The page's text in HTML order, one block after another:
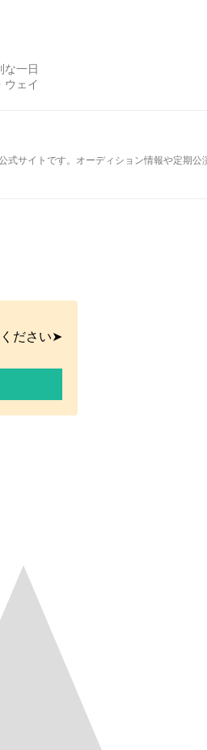
な一日
ウェイ
式サイトです。オーディション情報や定期
ださい➤